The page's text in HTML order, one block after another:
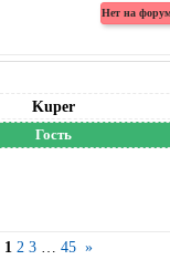
Kuper
Гость
1 2 3 … 45 »